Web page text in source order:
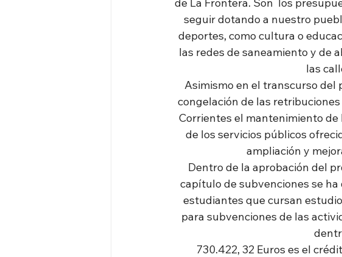
seguir dotando a nuestro
deportes, como cultura o
las redes de saneamiento y de
las
Asimismo en el transcurso
congelación de las
Corrientes el mantenimiento
de los servicios públicos
ampliación y
Dentro de la aprobación del
capítulo de subvenciones se
estudiantes que cursan
para subvenciones de las
730.422, 32 Euros es el